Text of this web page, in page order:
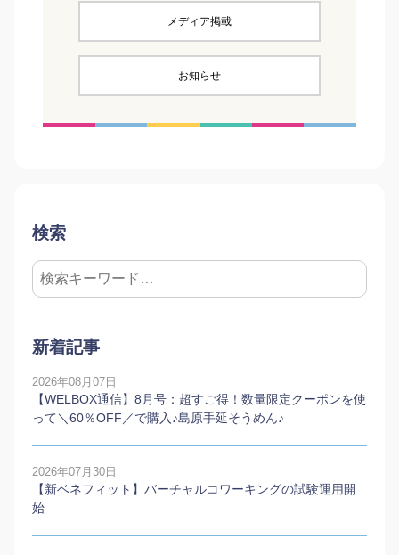
メディア掲載
お知らせ
検索
新着記事
2026年08月07日
【WELBOX通信】8月号：超すご得！数量限定クーポンを使
って＼60％OFF／で購入♪島原手延そうめん♪
2026年07月30日
【新ベネフィット】バーチャルコワーキングの試験運用開
始